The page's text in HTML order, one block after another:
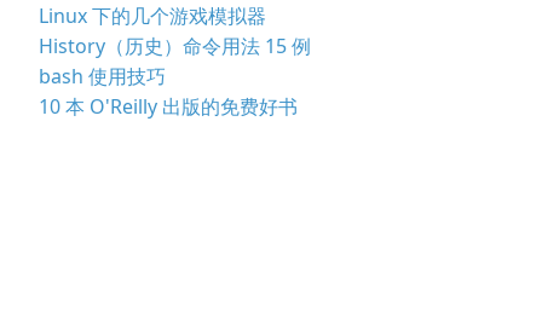
Linux 下的几个游戏模拟器
History（历史）命令用法 15 例
bash 使用技巧
10 本 O'Reilly 出版的免费好书